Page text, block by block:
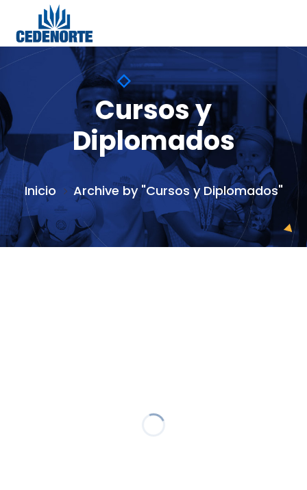
Cursos y
Diplomados
Inicio Archive by "Cursos y Diplomados"